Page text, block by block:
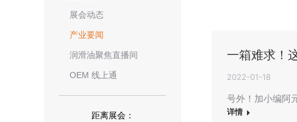
一箱难求！
2022-01-18
号外！加小编阿
详情
展会动态
产业要闻
润滑油聚焦直播间
OEM 线上通
距离展会：